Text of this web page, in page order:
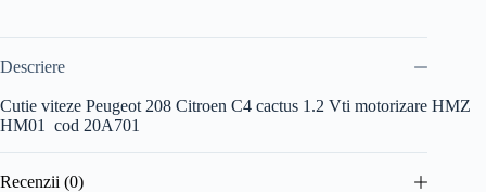
Descriere
Cutie viteze Peugeot 208 Citroen C4 cactus 1.2 Vti motorizare HMZ
HM01 cod 20A701
Recenzii (0)